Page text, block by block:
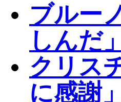
ブルー
しんだ
クリス
に感謝